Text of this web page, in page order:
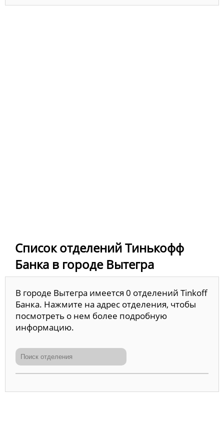
Список отделений Тинькофф
Банка в городе Вытегра
В городе Вытегра имеется 0 отделений Tinkoff
Банка. Нажмите на адрес отделения, чтобы
посмотреть о нем более подробную
информацию.